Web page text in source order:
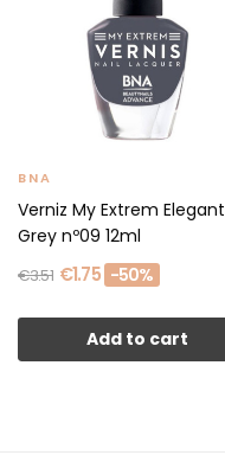
BNA
Verniz My Extrem Elegant
Grey nº09 12ml
€3.51 €1.75 -50%
Add to cart